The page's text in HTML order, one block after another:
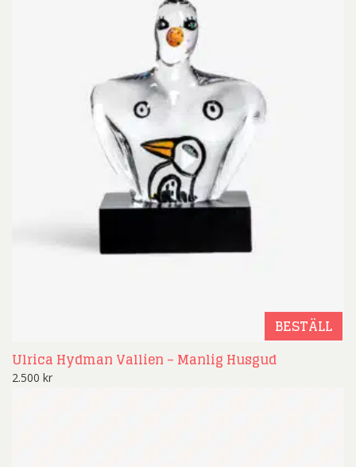
BESTÄLL
Ulrica Hydman Vallien – Manlig Husgud
2.500 kr